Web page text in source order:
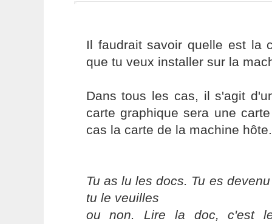
Il faudrait savoir quelle est la
que tu veux installer sur la
Dans tous les cas, il s'agit
carte graphique sera une
cas la carte de la machine hôte.
Tu as lu les docs. Tu es
tu le veuilles
ou non. Lire la doc, c'est